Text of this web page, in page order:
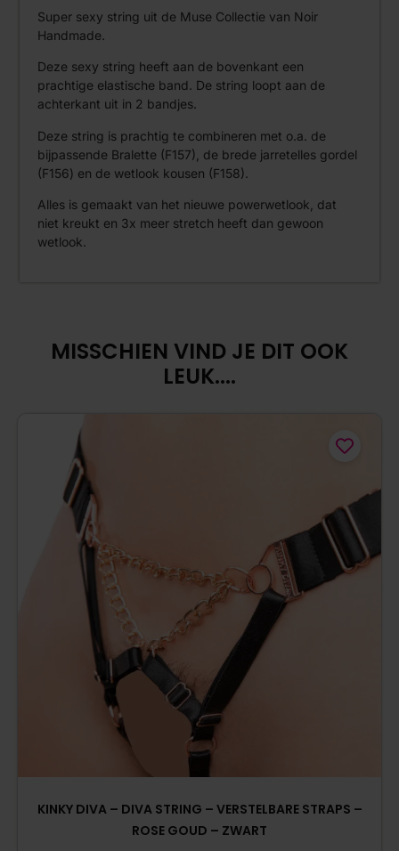
Super sexy string uit de Muse Collectie van Noir
Handmade.
Deze sexy string heeft aan de bovenkant een
prachtige elastische band. De string loopt aan de
achterkant uit in 2 bandjes.
Deze string is prachtig te combineren met o.a. de
bijpassende Bralette (F157), de brede jarretelles gordel
(F156) en de wetlook kousen (F158).
Alles is gemaakt van het nieuwe powerwetlook, dat
niet kreukt en 3x meer stretch heeft dan gewoon
wetlook.
MISSCHIEN VIND JE DIT OOK
LEUK....
KINKY DIVA – DIVA STRING – VERSTELBARE STRAPS –
ROSE GOUD – ZWART